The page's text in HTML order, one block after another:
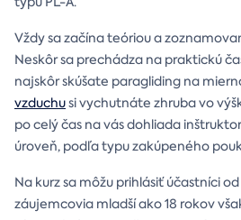
Vždy sa začína teóriou a
Neskôr sa prechádza na praktickú
najskôr skúšate paragliding na
vzduchusi vychutnáte zhruba vo
po celý čas na vás dohliada
úroveň, podľa typu zakúpeného
Na kurz sa môžu prihlásiť účastníci
záujemcovia mladší ako 18 rokov